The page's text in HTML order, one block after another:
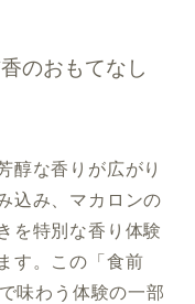
のおもてなし
醇な香りが広がり
込み、マカロンの
を特別な香り体験
す。この「食前
味わう体験の一部